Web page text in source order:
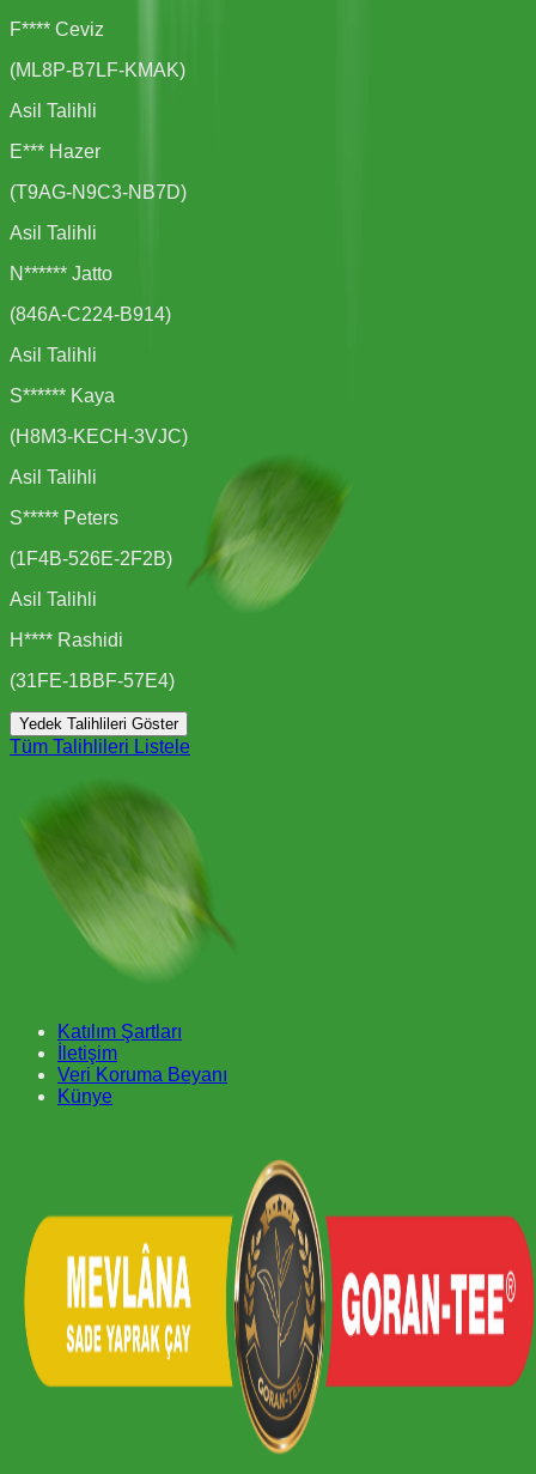
F**** Ceviz
(ML8P-B7LF-KMAK)
Asil Talihli
E*** Hazer
(T9AG-N9C3-NB7D)
Asil Talihli
N****** Jatto
(846A-C224-B914)
Asil Talihli
S****** Kaya
(H8M3-KECH-3VJC)
Asil Talihli
S***** Peters
(1F4B-526E-2F2B)
Asil Talihli
H**** Rashidi
(31FE-1BBF-57E4)
Yedek Talihlileri Göster
Tüm Talihlileri Listele
Katılım Şartları
İletişim
Veri Koruma Beyanı
Künye